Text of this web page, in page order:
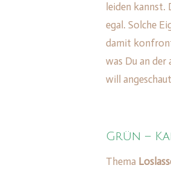
leiden kannst.
egal. Solche
damit
was Du an der
will
Grün –
Thema